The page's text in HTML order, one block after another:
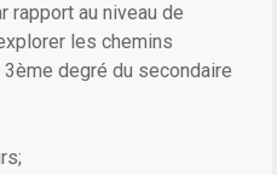
rapport au niveau de
les chemins
degré du secondaire